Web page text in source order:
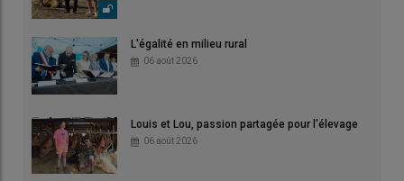
L'égalité en milieu rural
06 août 2026
Louis et Lou, passion partagée pour l'élevage
06 août 2026